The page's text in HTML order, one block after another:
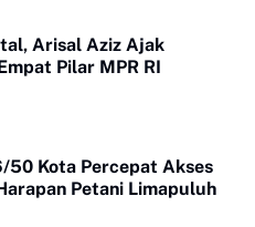
Arisal Aziz Ajak
Pilar MPR RI
50 Kota Percepat Akses
Petani Limapuluh